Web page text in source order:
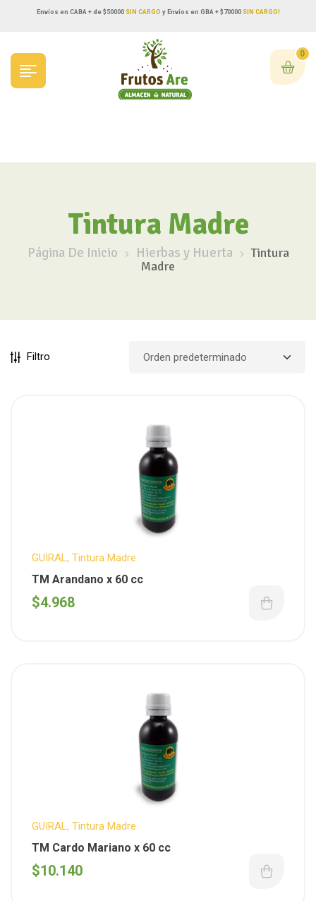
Envíos en CABA + de $50000SIN CARGO y Envíos en GBA + $70000 SIN CARGO!
0
Tintura Madre
Página De Inicio Hierbas y Huerta
Tintura
Madre
Filtro
GUIRAL , Tintura Madre
TM Arandano x 60 cc
$4.968
GUIRAL , Tintura Madre
TM Cardo Mariano x 60 cc
$10.140